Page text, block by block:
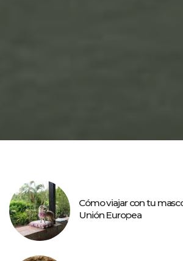
Cómo viajar con tu
Unión Europea